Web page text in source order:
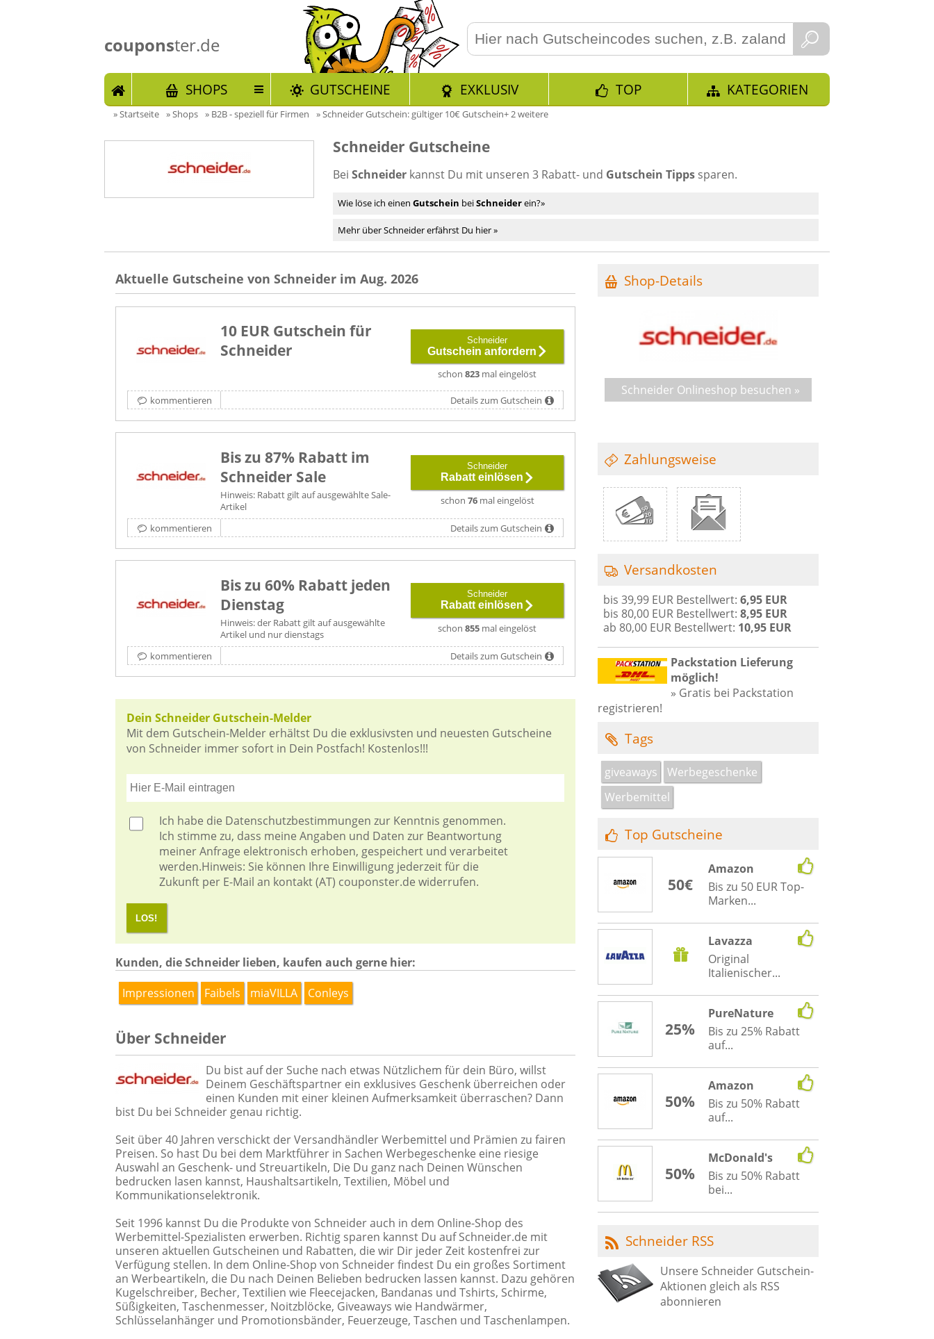
couponster.de
START SHOPS GUTSCHEINE EXKLUSIV TOP KATEGORIEN
»Startseite »Shops » B2B - speziell für Firmen »Schneider Gutschein: gültiger 10€ Gutschein+ 2 weitere
Schneider Gutscheine
BeiSchneider kannst Du mit unseren 3 Rabatt- und Gutschein Tipps sparen.
Wie löse ich einen Gutschein beiSchneiderein?»
Mehr über Schneider erfährst Du hier »
Aktuelle Gutscheine von Schneider im Aug. 2026
10 EUR Gutschein für
Schneider
Schneider
Gutschein anfordern
schon 823 mal eingelöst
kommentieren Details zum Gutschein
Bis zu 87% Rabatt im
Schneider Sale
Hinweis: Rabatt gilt auf ausgewählte Sale-
Artikel
Schneider
Rabatt einlösen
schon 76mal eingelöst
kommentieren Details zum Gutschein
Bis zu 60% Rabatt jeden
Dienstag
Hinweis: der Rabatt gilt auf ausgewählte
Artikel und nur dienstags
Schneider
Rabatt einlösen
schon 855 mal eingelöst
kommentieren Details zum Gutschein
Dein Schneider Gutschein-Melder
Mit dem Gutschein-Melder erhältst Du die exklusivsten und neuesten Gutscheine
von Schneider immer sofort in Dein Postfach! Kostenlos!!!
Ich habe die Datenschutzbestimmungen zur Kenntnis genommen.
Ich stimme zu, dass meine Angaben und Daten zur Beantwortung
meiner Anfrage elektronisch erhoben, gespeichert und verarbeitet
werden.Hinweis: Sie können Ihre Einwilligung jederzeit für die
Zukunft per E-Mail an kontakt (AT) couponster.de widerrufen.
LOS!
Kunden, die Schneider lieben, kaufen auch gerne hier:
Impressionen
Faibels miaVILLA Conleys
Über Schneider
Du bist auf der Suche nach etwas Nützlichem für dein Büro, willst
Deinem Geschäftspartner ein exklusives Geschenk überreichen oder
einen Kunden mit einer kleinen Aufmerksamkeit überraschen? Dann
bist Du bei Schneider genau richtig.
Seit über 40 Jahren verschickt der Versandhändler Werbemittel und Prämien zu fairen
Preisen. So hast Du bei dem Marktführer in Sachen Werbegeschenke eine riesige
Auswahl an Geschenk- und Streuartikeln, Die Du ganz nach Deinen Wünschen
bedrucken lasen kannst, Haushaltsartikeln, Textilien, Möbel und
Kommunikationselektronik.
Seit 1996 kannst Du die Produkte von Schneider auch in dem Online-Shop des
Werbemittel-Spezialisten erwerben. Richtig sparen kannst Du auf Schneider.de mit
unseren aktuellen Gutscheinen und Rabatten, die wir Dir jeder Zeit kostenfrei zur
Verfügung stellen. In dem Online-Shop von Schneider findest Du ein großes Sortiment
an Werbeartikeln, die Du nach Deinen Belieben bedrucken lassen kannst. Dazu gehören
Kugelschreiber, Becher, Textilien wie Fleecejacken, Bandanas und Tshirts, Schirme,
Süßigkeiten, Taschenmesser, Noitzblöcke, Giveaways wie Handwärmer,
Schlüsselanhänger und Promotionsbänder, Feuerzeuge, Taschen und Taschenlampen.
Shop-Details
Schneider Onlineshop besuchen »
Zahlungsweise
Versandkosten
bis 39,99 EUR Bestellwert: 6,95 EUR
bis 80,00 EUR Bestellwert: 8,95 EUR
ab 80,00 EUR Bestellwert: 10,95 EUR
Packstation Lieferung
möglich!
» Gratis bei Packstation
registrieren!
Tags
giveaways
Werbegeschenke
Werbemittel
Top Gutscheine
50€
Amazon
Bis zu 50 EUR Top-
Marken...
Lavazza
Original
Italienischer...
25%
PureNature
Bis zu 25% Rabatt
auf...
50%
Amazon
Bis zu 50% Rabatt
auf...
50%
McDonald's
Bis zu 50% Rabatt
bei...
Schneider RSS
Unsere Schneider Gutschein-
Aktionen gleich als RSS
abonnieren